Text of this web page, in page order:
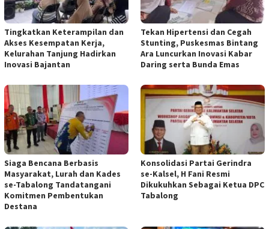
Tingkatkan Keterampilan dan
Akses Kesempatan Kerja,
Kelurahan Tanjung Hadirkan
Inovasi Bajantan
Tekan Hipertensi dan Cegah
Stunting, Puskesmas Bintang
Ara Luncurkan Inovasi Kabar
Daring serta Bunda Emas
Siaga Bencana Berbasis
Masyarakat, Lurah dan Kades
se-Tabalong Tandatangani
Komitmen Pembentukan
Destana
Konsolidasi Partai Gerindra
se-Kalsel, H Fani Resmi
Dikukuhkan Sebagai Ketua DPC
Tabalong